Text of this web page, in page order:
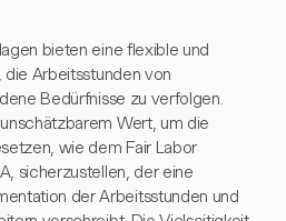
bieten eine flexible und
Arbeitsstunden von
Bedürfnisse zu verfolgen.
Wert, um die
wie dem Fair Labor
sicherzustellen, der eine
der Arbeitsstunden und